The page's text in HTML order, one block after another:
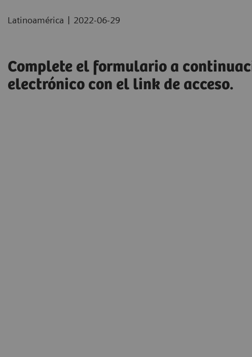
Latinoamérica | 2022-06-29
Complete el formulario a
electrónico con el link de acceso.